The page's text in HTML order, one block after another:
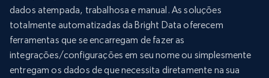
dados atempada, trabalhosa e manual. As soluções
totalmente automatizadas da Bright Data oferecem
ferramentas que se encarregam de fazer as
integrações/configurações em seu nome ou simplesmente
entregam os dados de que necessita diretamente na sua